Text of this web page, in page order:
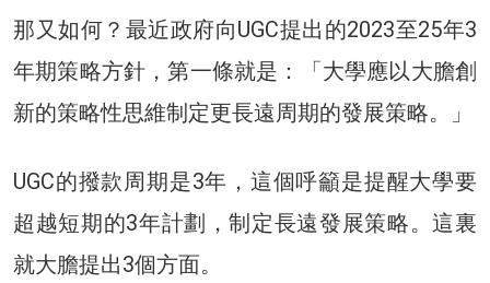
那又如何？最近政府向UGC提出的2023至25年3
年期策略方針，第一條就是：「大學應以大膽創
新的策略性思維制定更長遠周期的發展策略。」
UGC的撥款周期是3年，這個呼籲是提醒大學要
超越短期的3年計劃，制定長遠發展策略。這裏
就大膽提出3個方面。